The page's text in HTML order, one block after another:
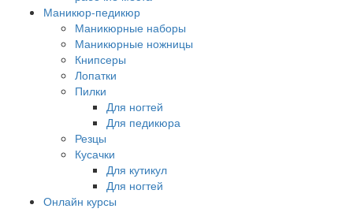
Маникюр-педикюр
Маникюрные наборы
Маникюрные ножницы
Книпсеры
Лопатки
Пилки
Для ногтей
Для педикюра
Резцы
Кусачки
Для кутикул
Для ногтей
Онлайн курсы